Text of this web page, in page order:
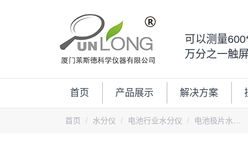
可以测量
万分之一触
首页 产品展示 解决方案
您的位置：
首页 水分仪 电池行业水分仪 电池极片水…